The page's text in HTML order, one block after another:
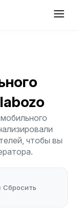
чтобы вы
Сбросить